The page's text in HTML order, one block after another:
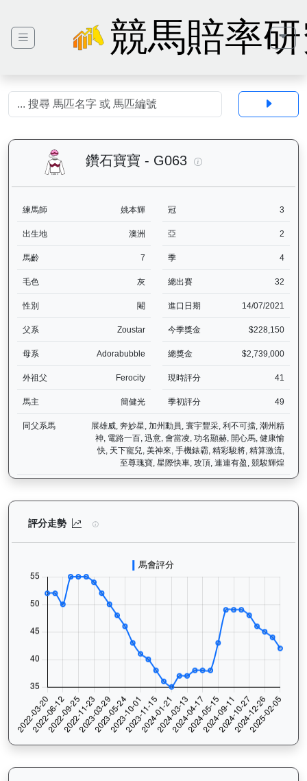
競馬賠率
鑽石寶寶 - G063
練馬師 姚本輝 冠 3
出生地 澳洲 亞 2
馬齡 7 季 4
毛色 灰 總出賽 32
性別 閹 進口日期 14/07/2021
父系 Zoustar 今季獎金 $228,150
母系 Adorabubble 總獎金 $2,739,000
外祖父 Ferocity 現時評分 41
馬主 簡健光 季初評分 49
同父系馬
展雄威, 奔妙星, 加州動員, 寰宇豐采, 利不可擋, 潮州精
神, 電路一百, 迅意, 會當凌, 功名顯赫, 開心馬, 健康愉
快, 天下寵兒, 美神來, 手機錶霸, 精彩駿將, 精算激流,
至尊瑰寶, 星際快車, 攻頂, 連連有盈, 競駿輝煌
評分走勢 鑽石寶寶（G063）— 評分走勢圖表：追蹤香